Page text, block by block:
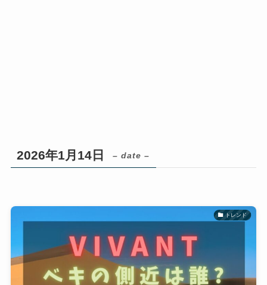
2026年1月14日 – date –
トレンド